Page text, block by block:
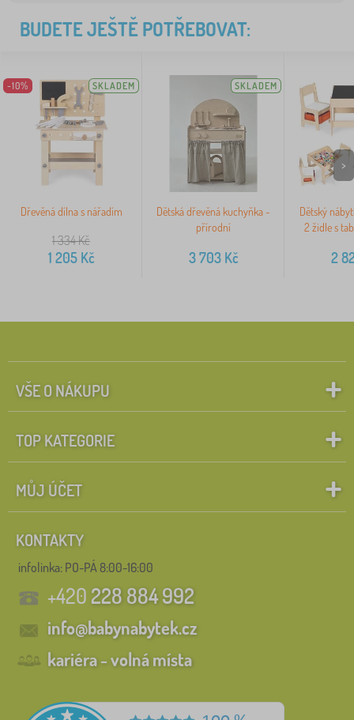
BUDETE JEŠTĚ POTŘEBOVAT:
-10% SKLADEM
Dřevěná dílna s nářadím
1 334Kč
1 205Kč
SKLADEM
Dětská dřevěná kuchyňka -
přírodní
3 703Kč
Dětský
2 židle s
2
>
VŠE O NÁKUPU
TOP KATEGORIE
MŮJ ÚČET
KONTAKTY
infolinka: PO-PÁ 8:00-16:00
+420228 884 992
info@babynabytek.cz
kariéra - volná místa